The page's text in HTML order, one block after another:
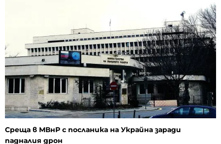
Среща в МВнР с посланика на Украйна заради
падналия дрон